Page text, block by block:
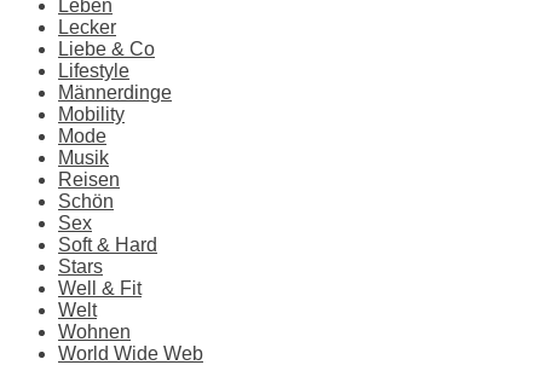
Leben
Lecker
Liebe & Co
Lifestyle
Männerdinge
Mobility
Mode
Musik
Reisen
Schön
Sex
Soft & Hard
Stars
Well & Fit
Welt
Wohnen
World Wide Web